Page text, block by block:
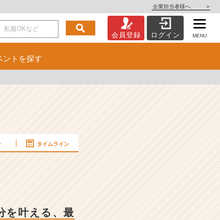
企業担当者様へ >
会員登録 ログイン MENU
ント を探す
タイムライン
を叶える、最